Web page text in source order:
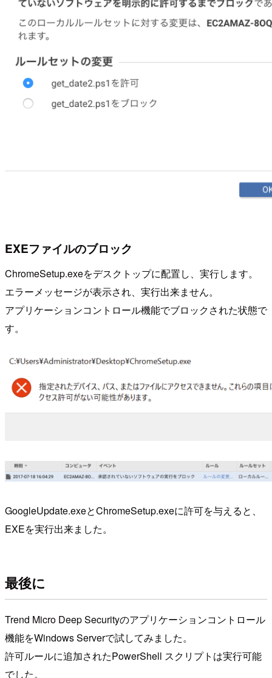
EXEファイルのブロック
ChromeSetup.exeをデスクトップに配置し、実行します。
エラーメッセージが表示され、実行出来ません。
アプリケーションコントロール機能でブロックされた状態で
す。
GoogleUpdate.exeとChromeSetup.exeに許可を与えると、
EXEを実行出来ました。
最後に
Trend Micro Deep Securityのアプリケーションコントロール
機能をWindows Serverで試してみました。
許可ルールに追加されたPowerShell スクリプトは実行可能
でした。